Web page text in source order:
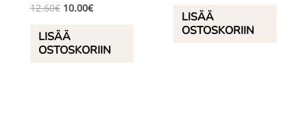
12.60€ Alkuperäinen
oli:
12.60€.
10.00€Nykyinen
10.00€.
LISÄÄ
OSTOSKORIIN
oli:
6.70€.5.00€.
LISÄÄ
OSTOSKORIIN